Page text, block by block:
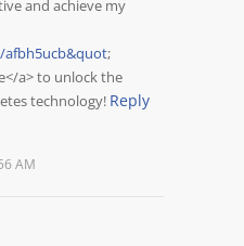
and achieve my
;
a> to unlock the
technology! Reply
AM